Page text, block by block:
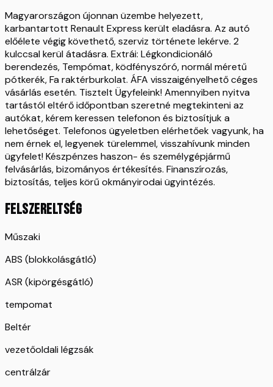
Magyarországon újonnan üzembe helyezett,
karbantartott Renault Express került eladásra. Az autó
előélete végig követhető, szerviz története lekérve. 2
kulccsal kerül átadásra. Extrái: Légkondicionáló
berendezés, Tempómat, ködfényszóró, normál méretű
pótkerék, Fa raktérburkolat. ÁFA visszaigényelhető céges
vásárlás esetén. Tisztelt Ügyfeleink! Amennyiben nyitva
tartástól eltérő időpontban szeretné megtekinteni az
autókat, kérem keressen telefonon és biztosítjuk a
lehetőséget. Telefonos ügyeletben elérhetőek vagyunk, ha
nem érnek el, legyenek türelemmel, visszahívunk minden
ügyfelet! Készpénzes haszon- és személygépjármű
felvásárlás, bizományos értékesítés. Finanszírozás,
biztosítás, teljes körű okmányirodai ügyintézés.
FELSZERELTSÉG
Műszaki
ABS (blokkolásgátló)
ASR (kipörgésgátló)
tempomat
Beltér
vezetőoldali légzsák
centrálzár